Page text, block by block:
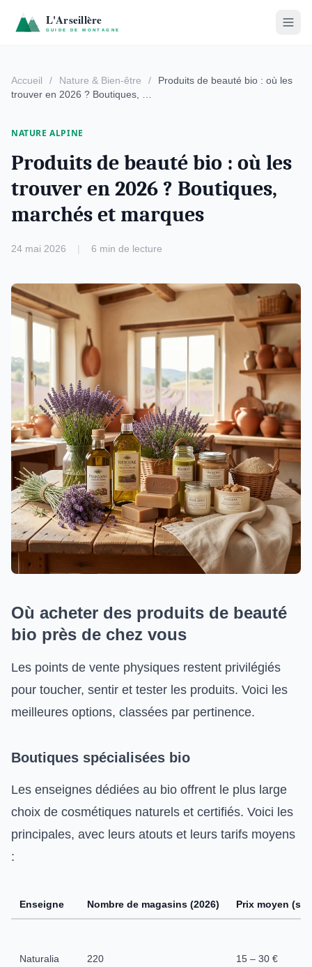
Accueil / Nature & Bien-être /
Produits de beauté bio : où les
trouver en 2026 ? Boutiques, …
NATURE ALPINE
Produits de beauté bio : où les
trouver en 2026 ? Boutiques,
marchés et marques
24 mai 2026 | 6 min de lecture
Où acheter des produits de beauté
bio près de chez vous
Les points de vente physiques restent privilégiés
pour toucher, sentir et tester les produits. Voici les
meilleures options, classées par pertinence.
Boutiques spécialisées bio
Les enseignes dédiées au bio offrent le plus large
choix de cosmétiques naturels et certifiés. Voici les
principales, avec leurs atouts et leurs tarifs moyens
:
Enseigne Nombre de magasins (2026) Prix moyen
Naturalia 220 15 – 30 €